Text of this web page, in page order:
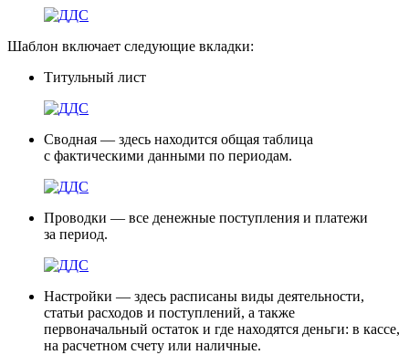
Шаблон включает следующие вкладки:
Титульный лист
Сводная — здесь находится общая таблица
с фактическими данными по периодам.
Проводки — все денежные поступления и платежи
за период.
Настройки — здесь расписаны виды деятельности,
статьи расходов и поступлений, а также
первоначальный остаток и где находятся деньги: в кассе,
на расчетном счету или наличные.